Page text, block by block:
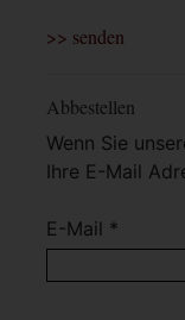
Abbestellen
Wenn Sie
Ihre E-Mail
E-Mail *